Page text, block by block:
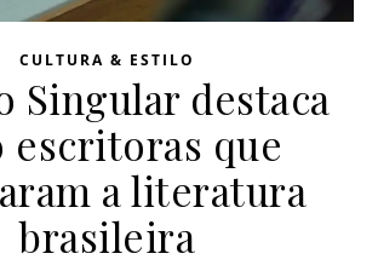
CULTURA & ESTILO
Singular destaca
escritoras que
a literatura
brasileira